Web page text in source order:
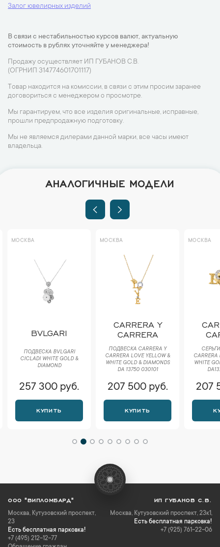
Залог ювелирных изделий
В связи с нестабильностью курсов валют, актуальную
стоимость в рублях уточняйте у менеджера!
Продажу осуществляет ИП ГУБАНОВ С.В.
(ОГРНИП 314774601701117)
Товар находится на комиссии, в связи с этим просим заранее
договориться с менеджером о просмотре.
Мы гарантируем, что все изделия оригинальные, исправные,
прошли предпродажную подготовку.
Мы не являемся дилерами данной марки, все часы имеют
владельца.
АНАЛОГИЧНЫЕ МОДЕЛИ
МОСКВА
BVLGARI
ПОДВЕСКА BVLGARI
CICLADI WHITE GOLD &
DIAMOND
257 300 руб.
КУПИТЬ
МОСКВА
CARRERA Y
CARRERA
ПОДВЕСКА CARRERA Y
CARRERA LOVE YELLOW &
WHITE GOLD & DIAMONDS
DA 13750 030101
207 500 руб.
КУПИТЬ
МОСКВА
CARRERA
WHITE
207
ООО "ВИПЛОМБАРД"
Москва, Кутузовский проспект,
23
Есть бесплатная парковка!
+7 (495) 212-12-77
ИП ГУБАНОВ С.В.
Москва, Кутузовский проспект, 23к1,
Есть бесплатная парковка!
+7 (925) 761-22-06